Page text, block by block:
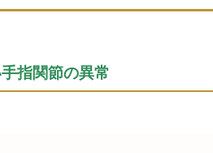
指関節の異常